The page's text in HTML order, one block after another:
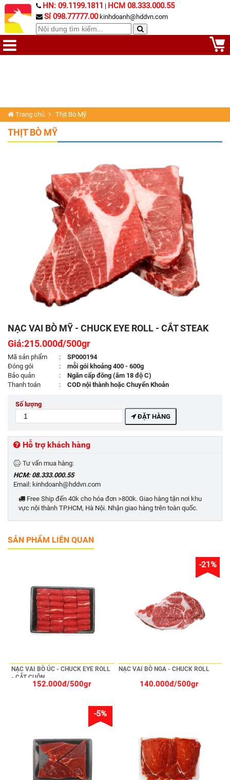
HN: 09.1199.1811 | HCM 08.333.000.55
Sỉ 098.77777.00 kinhdoanh@hddvn.com
Trang chủ Thịt Bò Mỹ
THỊT BÒ MỸ
NẠC VAI BÒ MỸ - CHUCK EYE ROLL - CẮT STEAK
Giá:215.000đ/500gr
Mã sản phẩm :
SP000194
Đóng gói
:
mỗi gói khoảng 400 - 600g
Bảo quản
:
Ngăn cấp đông (âm 18 độ C)
Thanh toán
: COD nội thành hoặc Chuyển Khoản
Số lượng
ĐẶT HÀNG
Hỗ trợ khách hàng
Tư vấn mua hàng:
HCM: 08.333.000.55
Email: kinhdoanh@hddvn.com
Free Ship đến 40k cho hóa đơn >800k. Giao hàng tận nơi khu
vực nội thành TP.HCM, Hà Nội. Nhận giao hàng trên toàn quốc.
SẢN PHẨM LIÊN QUAN
NẠC VAI BÒ ÚC - CHUCK EYE ROLL
- CẮT CUỘN
152.000đ/500gr
NẠC VAI BÒ NGA - CHUCK ROLL
140.000đ/500gr
-21%
-5%